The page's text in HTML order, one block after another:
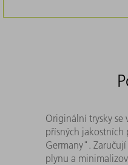
Originální trysky se
přísných
Germany".
plynu a